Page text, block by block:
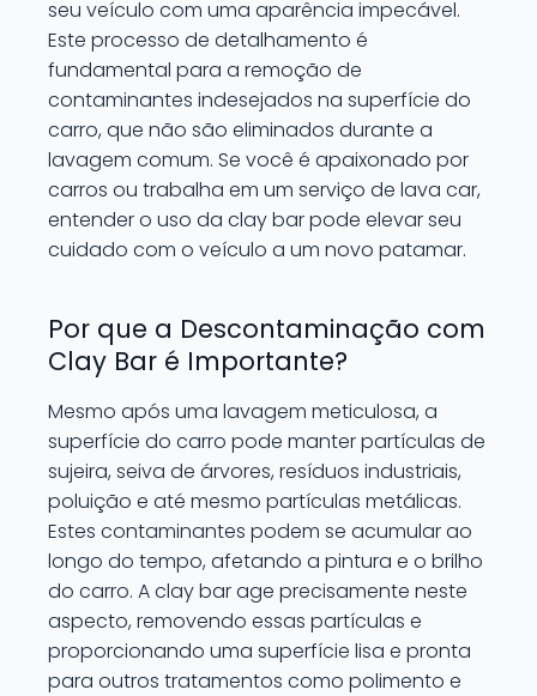
seu veículo com uma aparência impecável.
Este processo de detalhamento é
fundamental para a remoção de
contaminantes indesejados na superfície do
carro, que não são eliminados durante a
lavagem comum. Se você é apaixonado por
carros ou trabalha em um serviço de lava car,
entender o uso da clay bar pode elevar seu
cuidado com o veículo a um novo patamar.
Por que a Descontaminação com
Clay Bar é Importante?
Mesmo após uma lavagem meticulosa, a
superfície do carro pode manter partículas de
sujeira, seiva de árvores, resíduos industriais,
poluição e até mesmo partículas metálicas.
Estes contaminantes podem se acumular ao
longo do tempo, afetando a pintura e o brilho
do carro. A clay bar age precisamente neste
aspecto, removendo essas partículas e
proporcionando uma superfície lisa e pronta
para outros tratamentos como polimento e